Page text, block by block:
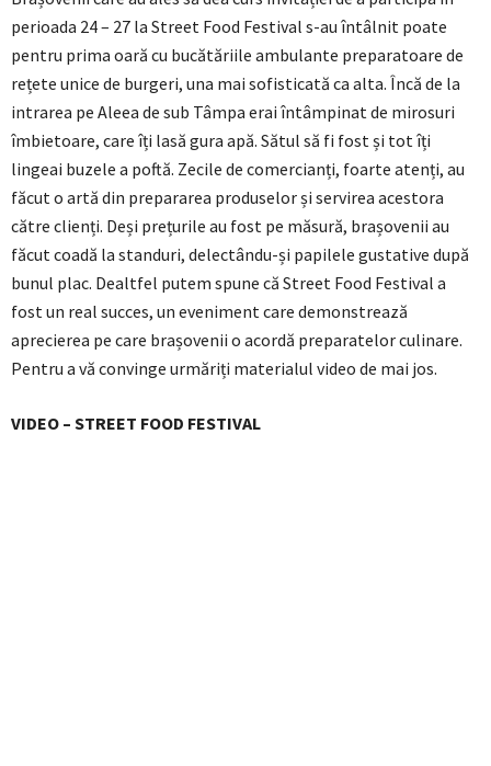
perioada 24 – 27 la Street Food Festival s-au întâlnit poate
pentru prima oară cu bucătăriile ambulante preparatoare de
rețete unice de burgeri, una mai sofisticată ca alta. Încă de la
intrarea pe Aleea de sub Tâmpa erai întâmpinat de mirosuri
îmbietoare, care îți lasă gura apă. Sătul să fi fost și tot îți
lingeai buzele a poftă. Zecile de comercianți, foarte atenți, au
făcut o artă din prepararea produselor și servirea acestora
către clienți. Deși prețurile au fost pe măsură, brașovenii au
făcut coadă la standuri, delectându-și papilele gustative după
bunul plac. Dealtfel putem spune că Street Food Festival a
fost un real succes, un eveniment care demonstrează
aprecierea pe care brașovenii o acordă preparatelor culinare.
Pentru a vă convinge urmăriți materialul video de mai jos.
VIDEO – STREET FOOD FESTIVAL